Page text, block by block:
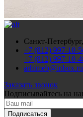
Санкт-
+7 (812) 997-10-
+7 (812) 997-10-
arhimeb@inbox.ru
Заказать звонок
Подписывайтесь на